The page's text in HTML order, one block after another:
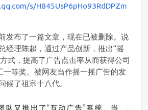
s/H845UsP6pHo93RdDPZm
发布了一篇文章，现在已被删除。说
经理陈超，通过产品创新，推出“摇
式，提高了广告点击率从而获得公司
一等奖。被网友当作摇一摇广告的发
候了祖宗十八代。